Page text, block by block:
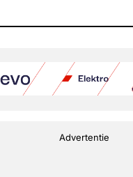
Advertentie